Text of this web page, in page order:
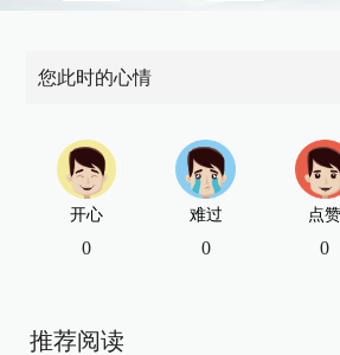
您此时的心情
开心
0
难过
0
点赞
0
推荐阅读